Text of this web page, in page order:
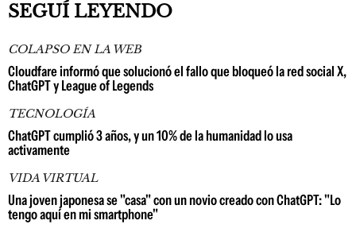
SEGUÍ LEYENDO
COLAPSO EN LA WEB
Cloudfare informó que solucionó el fallo que bloqueó la red social X,
ChatGPT y League of Legends
TECNOLOGÍA
ChatGPT cumplió 3 años, y un 10% de la humanidad lo usa
activamente
VIDA VIRTUAL
Una joven japonesa se "casa" con un novio creado con ChatGPT: "Lo
tengo aquí en mi smartphone"